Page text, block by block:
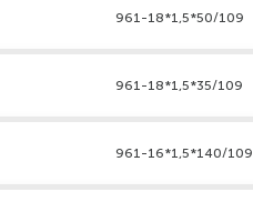
961-18*1,5*50/109
961-18*1,5*35/109
961-16*1,5*140/109